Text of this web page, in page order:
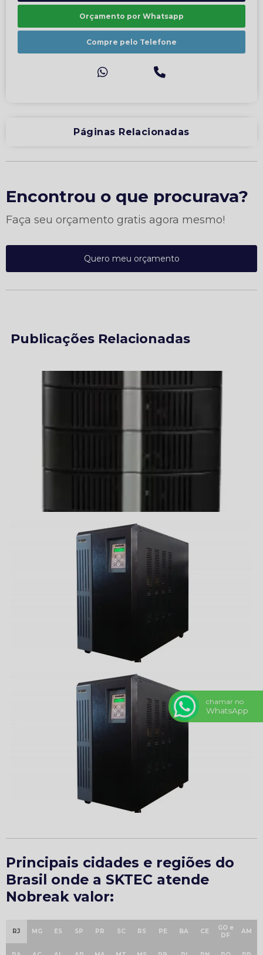
Orçamento por Whatsapp
Compre pelo Telefone
Páginas Relacionadas
Encontrou o que procurava?
Faça seu orçamento gratis agora mesmo!
Quero meu orçamento
Publicações Relacionadas
Principais cidades e regiões do
Brasil onde a SKTEC atende
Nobreak valor:
RJ MG ES SP PR SC RS PE BA CE
GO e
DF
AM
chamar no
WhatsApp